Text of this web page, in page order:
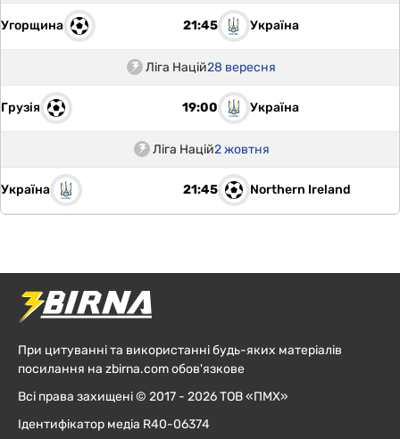
Угорщина 21:45 Україна
Ліга Націй28 вересня
Грузія 19:00 Україна
Ліга Націй2 жовтня
Україна 21:45 Northern Ireland
При цитуванні та використанні будь-яких матеріалів
посилання на zbirna.com обов'язкове
Всі права захищені © 2017 - 2026 ТОВ «ПМХ»
Ідентифікатор медіа R40-06374